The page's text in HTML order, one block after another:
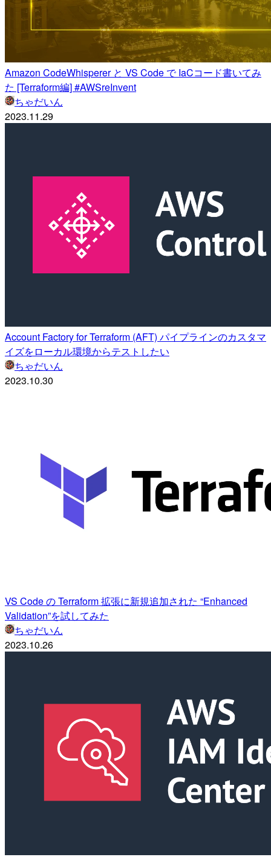
Amazon CodeWhisperer と VS Code で IaCコード書いてみ
た [Terraform編] #AWSreInvent
ちゃだいん
2023.11.29
Account Factory for Terraform (AFT) パイプラインのカスタマ
イズをローカル環境からテストしたい
ちゃだいん
2023.10.30
VS Code の Terraform 拡張に新規追加された “Enhanced
Validation”を試してみた
ちゃだいん
2023.10.26